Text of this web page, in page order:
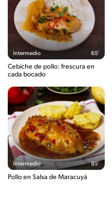
2.1g / %
Intermedio 65'
Cebiche de pollo: frescura en
cada bocado
Intermedio 85'
Pollo en Salsa de Maracuyá